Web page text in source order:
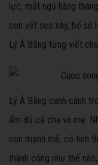
lực, mất ngủ hàng
con vết sẹo này, bố sẽ
Lý Á Bằng từng viết
Lý Á Bằng canh cánh
ấm đủ cả cha và mẹ.
con mạnh mẽ, có tinh
thành công như thế